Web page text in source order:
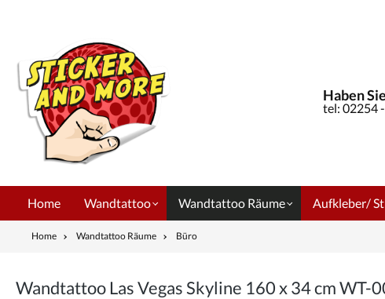
Haben
tel: 02254
Home Wandtattoo Wandtattoo Räume Aufkleber/
Home Wandtattoo Räume Büro
Wandtattoo Las Vegas Skyline 160 x 34 cm WT-